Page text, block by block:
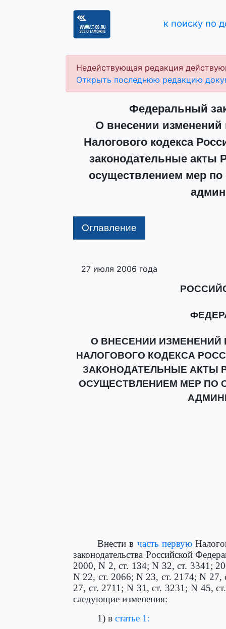
к поиску по
Недействующая редакция
Открыть последнюю редакцию
Федеральный
О внесении
Налогового кодекса
законодательные акты
осуществлением мер
Оглавление
27 июля 2006 года
О ВНЕСЕНИИ ИЗМЕНЕНИЙ
НАЛОГОВОГО КОДЕКСА
ЗАКОНОДАТЕЛЬНЫЕ АКТЫ
ОСУЩЕСТВЛЕНИЕМ МЕР ПО
Внести в часть первую
законодательства Российской
2000, N 2, ст. 134; N 32, ст. 3341;
N 22, ст. 2066; N 23, ст. 2174; N
27, ст. 2711; N 31, ст. 3231; N 45,
следующие изменения:
1) в статье 1: